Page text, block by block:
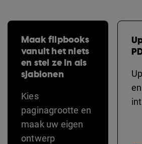
Maak flipbooks
vanuit het niets
en stel ze in als
sjablonen
Kies
paginagrootte en
maak uw eigen
ontwerp